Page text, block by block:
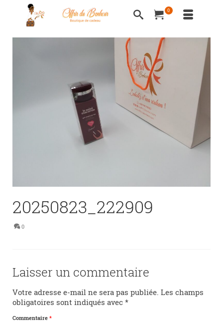
0
20250823_222909
0
Laisser un commentaire
Votre adresse e-mail ne sera pas publiée. Les champs
obligatoires sont indiqués avec *
Commentaire *